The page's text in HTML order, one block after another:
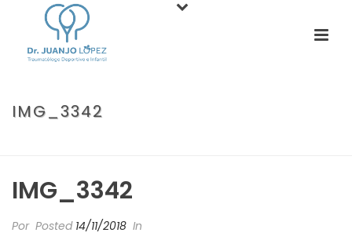
IMG_3342
IMG_3342
Por Posted 14/11/2018 In